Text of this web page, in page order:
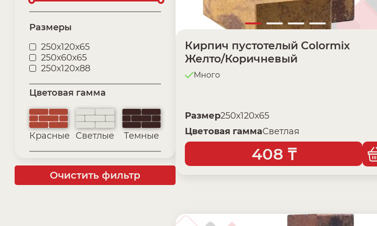
Размеры
250х120х65
250х60х65
250х120х88
Цветовая гамма
Красные Светлые Темные
Очистить фильтр
Кирпич пустотелый Colormix
Желто/Коричневый
Много
Размер250х120х65
Цветовая гаммаСветлая
408 ₸